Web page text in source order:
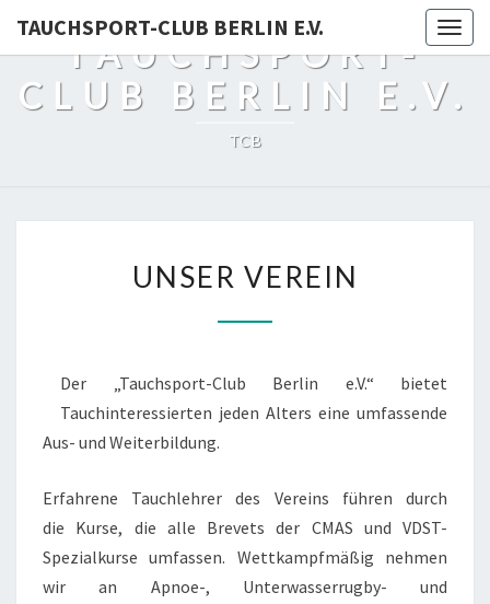
TAUCHSPORT-CLUB BERLIN E.V.
TAUCHSPORT-
CLUB BERLIN E.V.
TCB
VEREIN
UNSER VEREIN
Der „Tauchsport-Club Berlin e.V.“ bietet
Tauchinteressierten jeden Alters eine umfassende
Aus- und Weiterbildung.
Erfahrene Tauchlehrer des Vereins führen durch
die Kurse, die alle Brevets der CMAS und VDST-
Spezialkurse umfassen. Wettkampfmäßig nehmen
wir an Apnoe-, Unterwasserrugby- und